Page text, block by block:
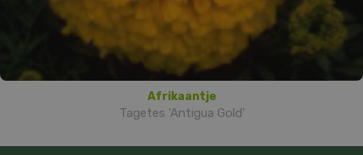
Afrikaantje
Tagetes 'Antigua Gold'